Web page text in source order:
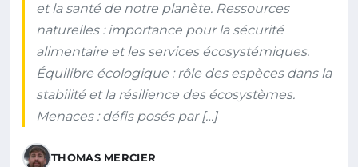
et la santé de notre planète. Ressources
naturelles : importance pour la sécurité
alimentaire et les services écosystémiques.
Équilibre écologique : rôle des espèces dans la
stabilité et la résilience des écosystèmes.
Menaces : défis posés par […]
THOMAS MERCIER